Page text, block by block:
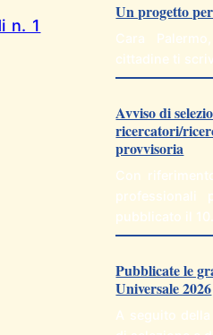
n. 1
Un progetto
Cara
cittadine ti
Avviso di
ricercatori/
provvisoria
Con
professionali
pubblicato il
Pubblicate le
Universale 2026
A seguito